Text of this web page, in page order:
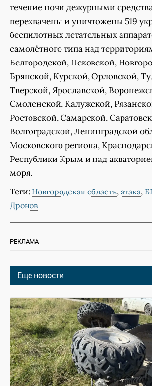
течение ночи дежурными
перехвачены и уничтожены 519
беспилотных летательных
самолётного типа над
Белгородской, Псковской,
Брянской, Курской, Орловской,
Тверской, Ярославской,
Смоленской, Калужской,
Ростовской, Самарской,
Волгоградской, Ленинградской
Московского региона,
Республики Крым и над
моря.
Теги: Новгородская область, атака,
Дронов
РЕКЛАМА
Еще новости